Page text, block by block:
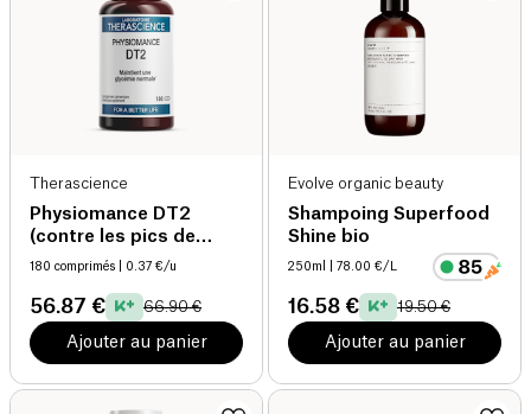
Therascience
Physiomance DT2
(contre les pics de
glycémie)
180 comprimés | 0.37 €/u
56.87 € 66.90 €
Ajouter au panier
Evolve organic beauty
Shampoing Superfood
Shine bio
250ml | 78.00 €/L
16.58 € 19.50 €
Ajouter au panier